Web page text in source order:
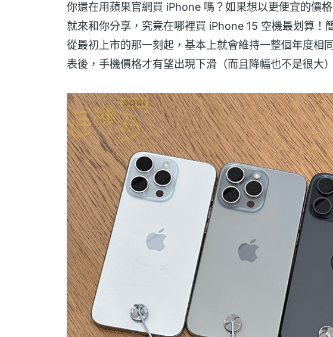
你還在用蘋果官網買 iPhone 嗎？如果想以更便宜的價
就來和你分享，究竟在哪裡買 iPhone 15 空機最划算！
從最初上市的那一刻起，基本上就會維持一整個年度相
表後，手機價格才有望出現下滑（而且降幅也不是很大